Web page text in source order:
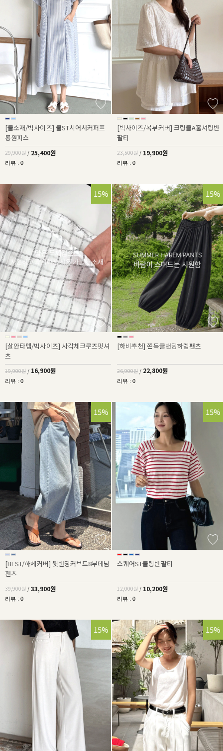
[쿨소재/빅사이즈] 쿨ST시어서커퍼프
롱원피스
29,900원 / 25,400원
리뷰 : 0
[빅사이즈/복부커버] 크링클A훌셔링반
팔티
23,500원 / 19,900원
리뷰 : 0
15%
[살안타템/빅사이즈] 사각체크루즈핏셔
츠
19,900원 / 16,900원
리뷰 : 0
15%
[하비추천] 쫀득쿨밴딩하렘팬츠
26,900원 / 22,800원
리뷰 : 0
15%
[BEST/하체커버] 뒷밴딩커브드8부데님
팬츠
39,900원 / 33,900원
리뷰 : 0
15%
스퀘어ST쿨링반팔티
12,000원 / 10,200원
리뷰 : 0
15% 15%